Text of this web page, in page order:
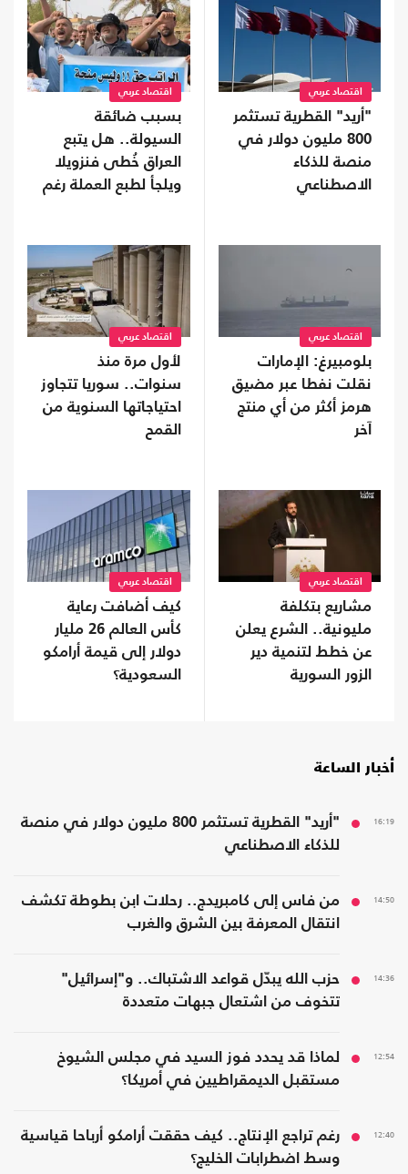
اقتصاد عربي
"أريد" القطرية تستثمر
800 مليون دولار في
منصة للذكاء
الاصطناعي
اقتصاد عربي
بسبب ضائقة
السيولة.. هل يتبع
العراق خُطى فنزويلا
ويلجأ لطبع العملة رغم
اقتصاد عربي
بلومبيرغ: الإمارات
نقلت نفطا عبر مضيق
هرمز أكثر من أي منتج
آخر
اقتصاد عربي
لأول مرة منذ
سنوات.. سوريا تتجاوز
احتياجاتها السنوية من
القمح
اقتصاد عربي
مشاريع بتكلفة
مليونية.. الشرع يعلن
عن خطط لتنمية دير
الزور السورية
اقتصاد عربي
كيف أضافت رعاية
كأس العالم 26 مليار
دولار إلى قيمة أرامكو
السعودية؟
أخبار الساعة
16:19
"أريد" القطرية تستثمر 800 مليون دولار في منصة
للذكاء الاصطناعي
14:50
من فاس إلى كامبريدج.. رحلات ابن بطوطة تكشف
انتقال المعرفة بين الشرق والغرب
14:36
حزب الله يبدّل قواعد الاشتباك.. و"إسرائيل"
تتخوف من اشتعال جبهات متعددة
12:54
لماذا قد يحدد فوز السيد في مجلس الشيوخ
مستقبل الديمقراطيين في أمريكا؟
12:40
رغم تراجع الإنتاج.. كيف حققت أرامكو أرباحا قياسية
وسط اضطرابات الخليج؟